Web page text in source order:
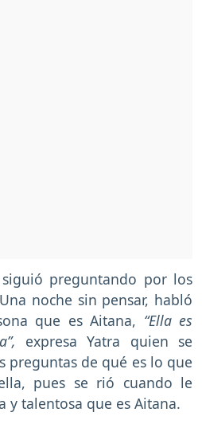
preguntando por los
noche sin pensar, habló
que es Aitana, “Ella es
expresa Yatra quien se
preguntas de qué es lo que
pues se rió cuando le
y talentosa que es Aitana.